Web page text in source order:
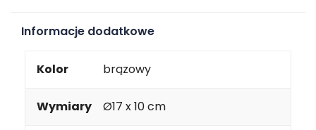
Informacje dodatkowe
Kolor brązowy
Wymiary Ø17 x 10 cm